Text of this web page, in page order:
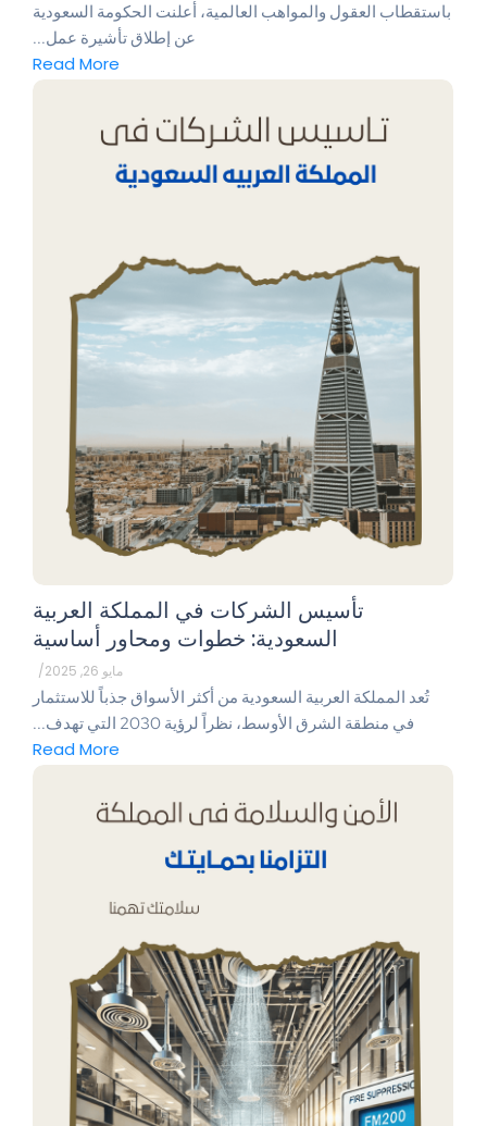
باستقطاب العقول والمواهب العالمية، أعلنت الحكومة السعودية
عن إطلاق تأشيرة عمل...
Read More
تأسيس الشركات في المملكة العربية
السعودية: خطوات ومحاور أساسية
مايو 26, 2025 /
تُعد المملكة العربية السعودية من أكثر الأسواق جذباً للاستثمار
في منطقة الشرق الأوسط، نظراً لرؤية 2030 التي تهدف...
Read More